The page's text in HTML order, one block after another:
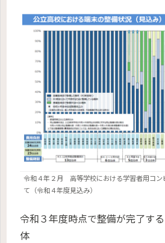
令和４年２月 高等学校における学習者用コン
て（令和４年度見込み）
令和３年度時点で整備が完了す
体